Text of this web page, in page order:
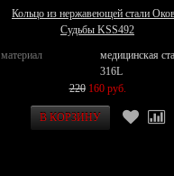
Кольцо из нержавеющей стали
Судьбы KSS492
материал
медицинская
316L
220 160 руб.